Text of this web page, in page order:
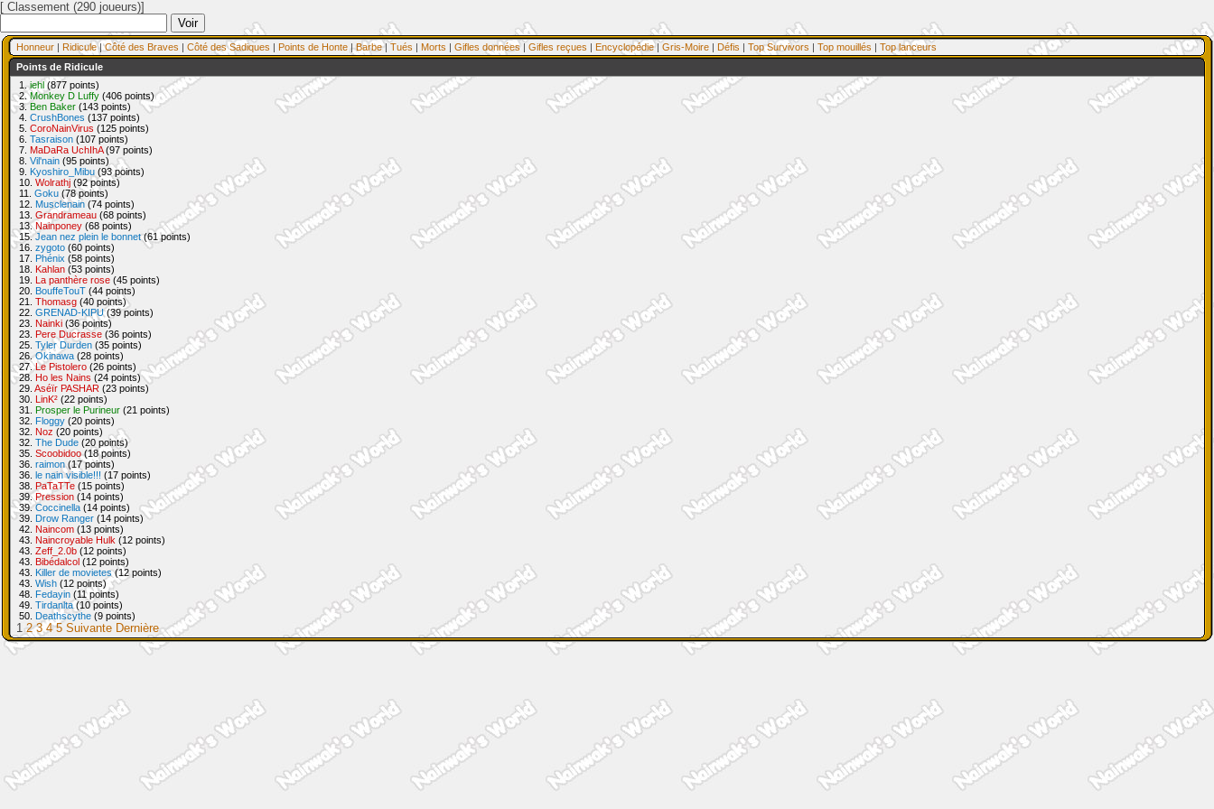
[ Classement (290 joueurs)]
Honneur | Ridicule|Côté des Braves | Côté des Sadiques | Points de Honte |Barbe| Tués | Morts | Gifles données | Gifles reçues | Encyclopédie| Gris-Moire | Défis | Top Survivors | Top mouillés | Top lanceurs
Points de Ridicule
1. iehl (877 points)
2.Monkey D Luffy (406 points)
3. Ben Baker (143 points)
4. CrushBones (137 points)
5. CoroNainVirus (125 points)
6. Tasraison (107 points)
7. MaDaRa UchIhA(97 points)
8. Vil'nain (95 points)
9. Kyoshiro_Mibu (93 points)
10. Wolrathj (92 points)
11. Goku (78 points)
12. Musclenain (74 points)
13. Grandrameau (68 points)
13.Nainponey (68 points)
15.Jean nez plein le bonnet(61 points)
16. zygoto (60 points)
17. Phénix (58 points)
18. Kahlan (53 points)
19. La panthère rose (45 points)
20. BouffeTouT (44 points)
21. Thomasg (40 points)
22. GRENAD-KIPU(39 points)
23. Nainki (36 points)
23. Pere Ducrasse (36 points)
25. Tyler Durden (35 points)
26.Okinawa (28 points)
27.Le Pistolero (26 points)
28. Ho les Nains (24 points)
29. Aséïr PASHAR (23 points)
30. LinK² (22 points)
31. Prosper le Purineur (21 points)
32. Floggy (20 points)
32. Noz (20 points)
32. The Dude (20 points)
35. Scoobidoo(18 points)
36. raimon (17 points)
36. le nain visible!!! (17 points)
38. PaTaTTe (15 points)
39.Pression (14 points)
39.Coccinella (14 points)
39. Drow Ranger (14 points)
42. Naincom (13 points)
43. Naincroyable Hulk (12 points)
43. Zeff_2.0b (12 points)
43. Bibédalcol (12 points)
43. Killer de movietes(12 points)
43. Wish (12 points)
48. Fedayin (11 points)
49. Tirdanlta(10 points)
50. Deathscythe (9 points)
1 2 3 4 5 Suivante Dernière